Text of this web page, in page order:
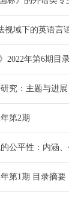
2022年第6期目
究：主题与进展
第2期
年第1期 目录摘要